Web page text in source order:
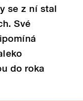
se z ní stal
Své
do roka